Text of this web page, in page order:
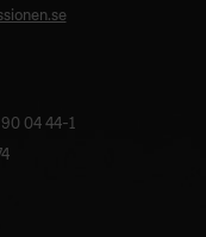
04 44-1